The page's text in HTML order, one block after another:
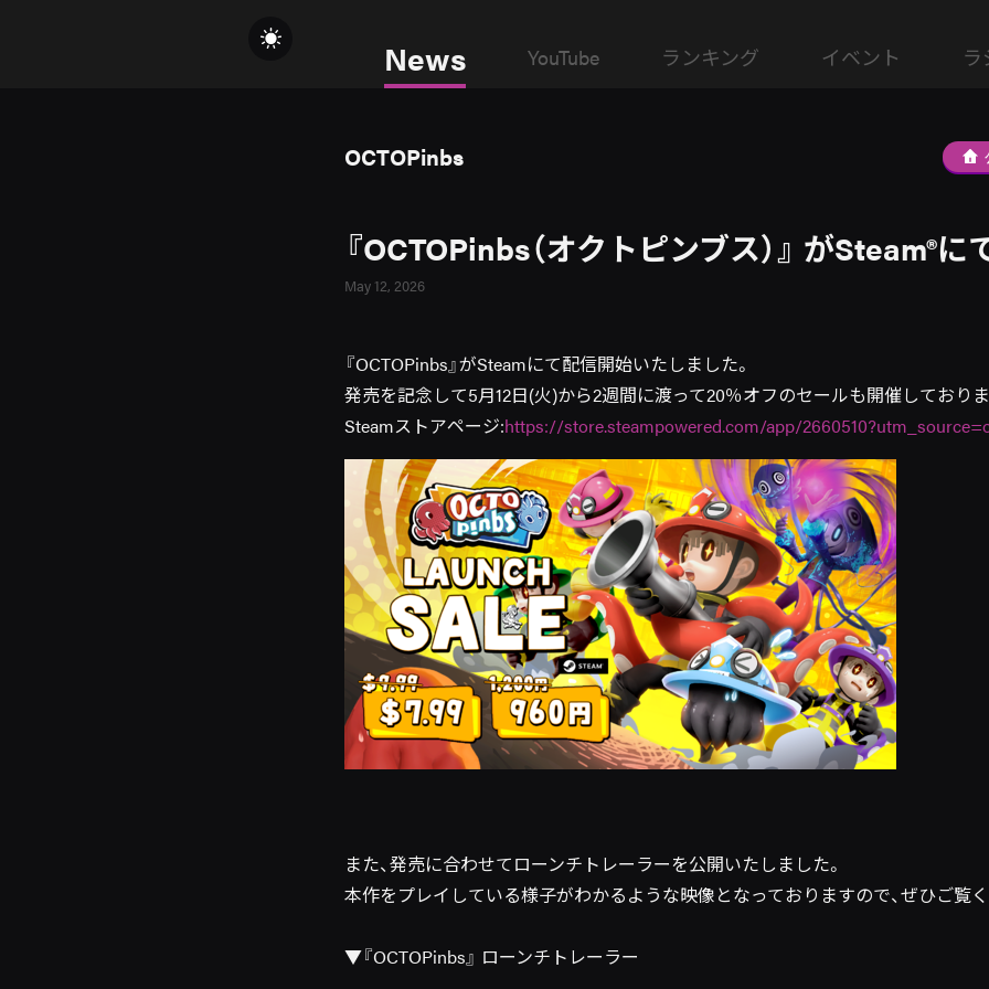
News YouTube ランキング イベント ラ
OCTOPinbs
『OCTOPinbs（オクトピンブス）』 がSteam®に
May 12, 2026
『OCTOPinbs』がSteamにて配信開始いたしました。
発売を記念して5月12日(火)から2週間に渡って20％オフのセールも開催しており
Steamストアページ:https://store.steampowered.com/app/
また、発売に合わせてローンチトレーラーを公開いたしました。
本作をプレイしている様子がわかるような映像となっておりますので、ぜひご覧
▼『OCTOPinbs』 ローンチトレーラー